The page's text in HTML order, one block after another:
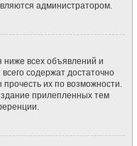
администратором.
всех объявлений и
содержат достаточно
их по возможности.
прилепленных тем